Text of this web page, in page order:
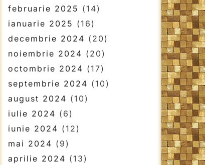
februarie 2025 (14)
ianuarie 2025 (16)
decembrie 2024 (20)
noiembrie 2024 (20)
octombrie 2024 (17)
septembrie 2024 (10)
august 2024 (10)
iulie 2024 (6)
iunie 2024 (12)
mai 2024 (9)
aprilie 2024 (13)